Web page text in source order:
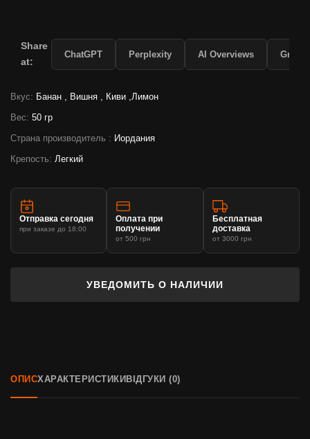
Вкус: Банан , Вишня , Киви ,Лимон
Вес: 50 гр
Страна производитель : Иордания
Крепость: Легкий
УВЕДОМИТЬ О НАЛИЧИИ
Отправка сегодня
при заказе до 18:00
Оплата при
получении
от 500 грн
Бесплатная
доставка
от 3000 грн
Share
at:
ChatGPT Perplexity AI Overviews Grok
ОПИСХАРАКТЕРИСТИКИ ВІДГУКИ (0)